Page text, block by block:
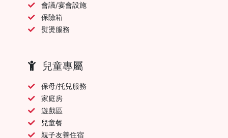
會議/宴會設施
保險箱
熨燙服務
兒童專屬
保母/托兒服務
家庭房
遊戲區
兒童餐
親子友善住宿